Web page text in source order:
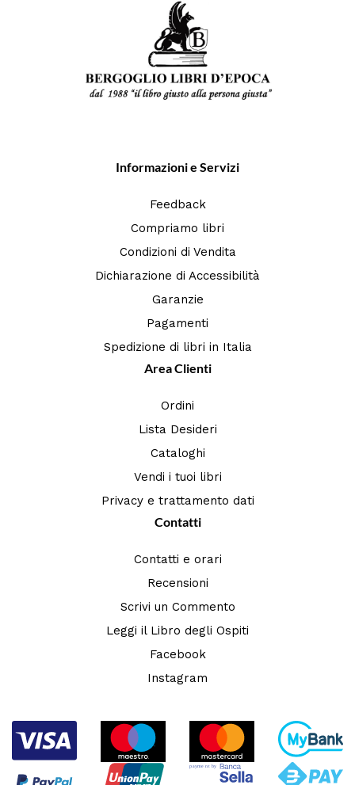
Informazioni e Servizi
Feedback
Compriamo libri
Condizioni di Vendita
Dichiarazione di Accessibilità
Garanzie
Pagamenti
Spedizione di libri in Italia
Area Clienti
Ordini
Lista Desideri
Cataloghi
Vendi i tuoi libri
Privacy e trattamento dati
Contatti
Contatti e orari
Recensioni
Scrivi un Commento
Leggi il Libro degli Ospiti
Facebook
Instagram